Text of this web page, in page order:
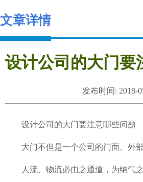
文章详情
设计公司的大门要
发布时间: 2018-
设计公司的大门要注意哪些问题
大门不但是一个公司的门面、外
人流、物流必由之通道，为纳气